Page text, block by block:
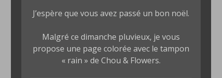
J’espère que vous avez passé un bon noël.
Malgré ce dimanche pluvieux, je vous
propose une page colorée avec le tampon
« rain » de Chou & Flowers.